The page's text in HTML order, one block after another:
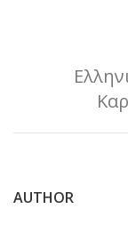
AUTHOR